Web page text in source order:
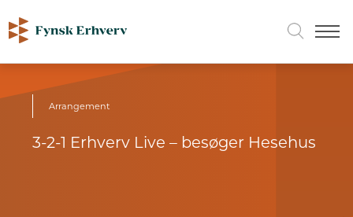
Arrangement
3-2-1 Erhverv Live – besøger Hesehus